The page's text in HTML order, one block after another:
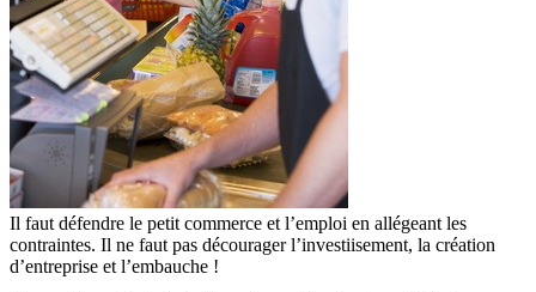
Il faut défendre le petit commerce et l’emploi en allégeant les
contraintes. Il ne faut pas décourager l’investiisement, la création
d’entreprise et l’embauche !